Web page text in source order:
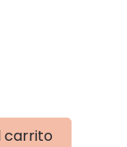
carrito